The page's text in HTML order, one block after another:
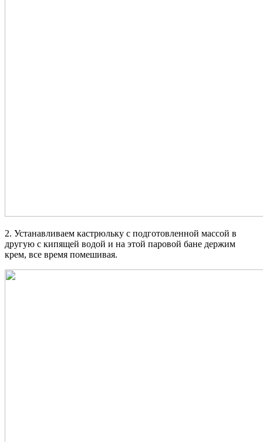
2. Устанавливаем кастрюльку с подготовленной массой в
другую с кипящей водой и на этой паровой бане держим
крем, все время помешивая.